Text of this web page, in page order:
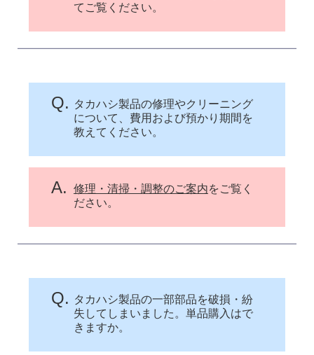
てご覧ください。
Q. タカハシ製品の修理やクリーニング
について、費用および預かり期間を
教えてください。
A. 修理・清掃・調整のご案内をご覧く
ださい。
Q. タカハシ製品の一部部品を破損・紛
失してしまいました。単品購入はで
きますか。